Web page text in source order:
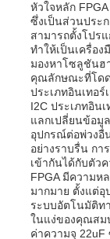
หัวใจหลัก
ซึ่งเป็นส่วนประ
สามารถตั้งโปร
ทำให้เป็นเครื่อ
มองหาโซลูชันฮ
คุณลักษณะที่โด
ประเภทอินเทอ
I2C ประเภทอิน
แลกเปลี่ยนข้อมู
อุปกรณ์ต่อพ่วงอื่
อย่างราบรื่น กา
เข้ากันได้กับตัว
FPGA มีความห
มากมาย ตั้งแต่
ระบบอัตโนมัติท
ในแง่ของคุณสม
ค่าความจุ 22uF